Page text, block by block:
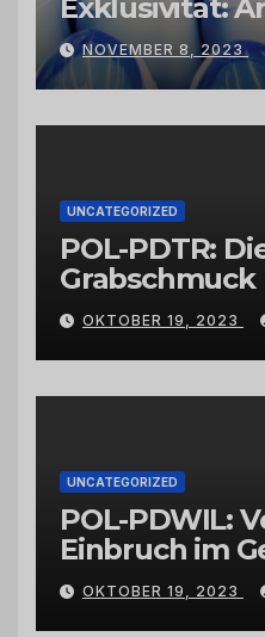
Exklusivität:
NOVEMBER 8, 2023
UNCATEGORIZED
POL-PDTR:
Grabschmuck
OKTOBER 19, 2023
UNCATEGORIZED
POL-PDWIL:
Einbruch im
Wittlich
OKTOBER 19, 2023